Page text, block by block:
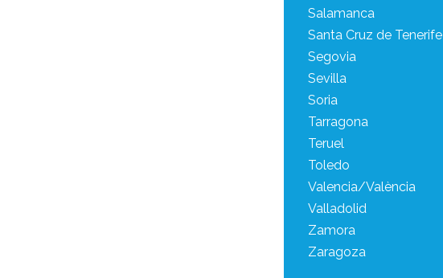
Salamanca
Santa Cruz de Tenerife
Segovia
Sevilla
Soria
Tarragona
Teruel
Toledo
Valencia/València
Valladolid
Zamora
Zaragoza